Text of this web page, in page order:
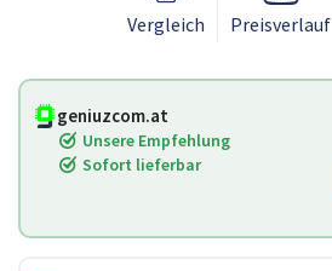
Vergleich Preisverlauf
geniuzcom.at
Unsere Empfehlung
Sofort lieferbar